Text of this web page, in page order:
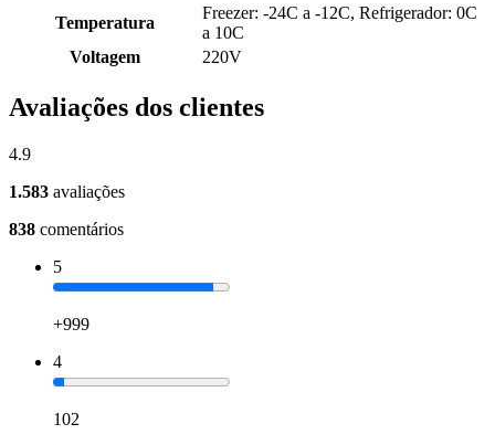
Temperatura
Freezer: -24C a -12C, Refrigerador: 0C
a 10C
Voltagem
220V
Avaliações dos clientes
4.9
1.583 avaliações
838 comentários
5
+999
4
102